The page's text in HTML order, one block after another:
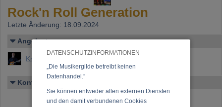
DATENSCHUTZINFORMATIONEN
„Die Musikergilde betreibt keinen
Datenhandel.”
Sie können entweder allen externen Diensten
und den damit verbundenen Cookies
Rock'n Roll Generation
Letzte Änderung: 18.09.2024
Angelegt von
Kramer, Manfred
Kontakt